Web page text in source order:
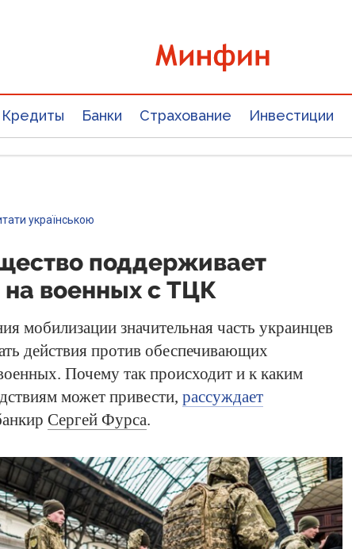
Кредиты Банки Страхование Инвестиции
українською
поддерживает
военных с ТЦК
мобилизации значительная часть украинцев
действия против обеспечивающих
Почему так происходит и к каким
может привести, рассуждает
Сергей Фурса.